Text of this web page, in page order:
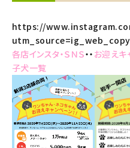
https://
各店インスタ・ＳＮＳ・・ お迎えキ
子犬一覧